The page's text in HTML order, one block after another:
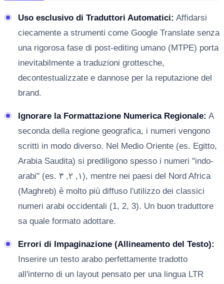
Uso esclusivo di Traduttori Automatici: Affidarsi
ciecamente a strumenti come Google Translate senza
una rigorosa fase di post-editing umano (MTPE) porta
inevitabilmente a traduzioni grottesche,
decontestualizzate e dannose per la reputazione del
brand.
Ignorare la Formattazione Numerica Regionale: A
seconda della regione geografica, i numeri vengono
scritti in modo diverso. Nel Medio Oriente (es. Egitto,
Arabia Saudita) si prediligono spesso i numeri "indo-
arabi" (es. ١, ٢, ٣), mentre nei paesi del Nord Africa
(Maghreb) è molto più diffuso l'utilizzo dei classici
numeri arabi occidentali (1, 2, 3). Un buon traduttore
sa quale formato adottare.
Errori di Impaginazione (Allineamento del Testo):
Inserire un testo arabo perfettamente tradotto
all'interno di un layout pensato per una lingua LTR